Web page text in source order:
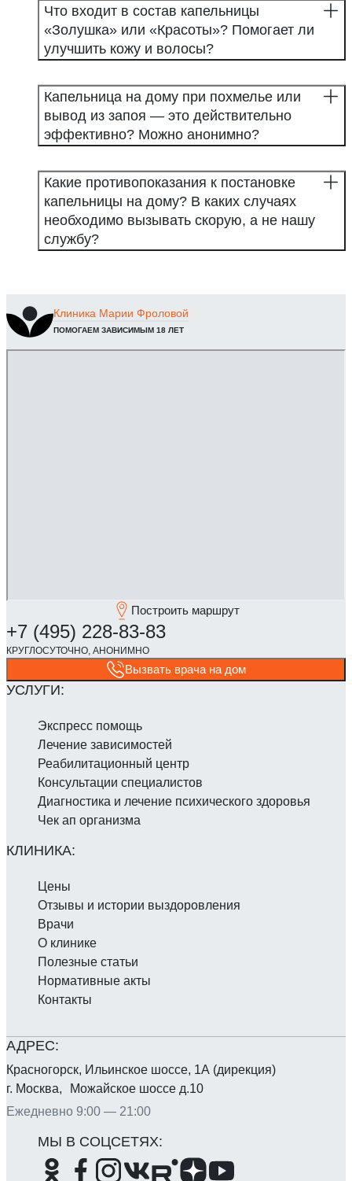
Что входит в состав капельницы
«Золушка» или «Красоты»? Помогает ли
улучшить кожу и волосы?
Капельница на дому при похмелье или
вывод из запоя — это действительно
эффективно? Можно анонимно?
Какие противопоказания к постановке
капельницы на дому? В каких случаях
необходимо вызывать скорую, а не нашу
службу?
Клиника Марии Фроловой
ПОМОГАЕМ ЗАВИСИМЫМ 18 ЛЕТ
Построить маршрут
Вызвать врача на дом
Красногорск, Ильинское шоссе, 1А (дирекция)
г. Москва, Можайское шоссе д.10
Ежедневно 9:00 — 21:00
Экспресс помощь
Лечение зависимостей
Реабилитаци­онный центр
Консультации специалистов
Диагностика и лечение психического здоровья
Чек ап организма
Цены
Отзывы и истории выздоровления
Врачи
О клинике
Полезные статьи
Нормативные акты
Контакты